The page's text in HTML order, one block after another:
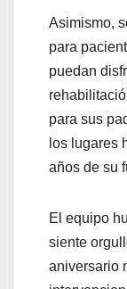
Asimismo,
para
puedan
para sus
los lugares
años de su
El equipo
siente
aniversario